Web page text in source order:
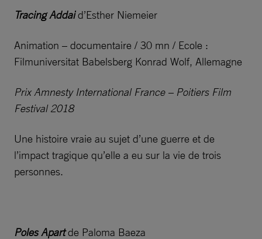
Tracing Addaid’Esther Niemeier
Animation – documentaire / 30 mn / Ecole :
Filmuniversitat Babelsberg Konrad Wolf, Allemagne
Prix Amnesty International France – Poitiers Film
Festival 2018
Une histoire vraie au sujet d’une guerre et de
l’impact tragique qu’elle a eu sur la vie de trois
personnes.
Poles Apartde Paloma Baeza